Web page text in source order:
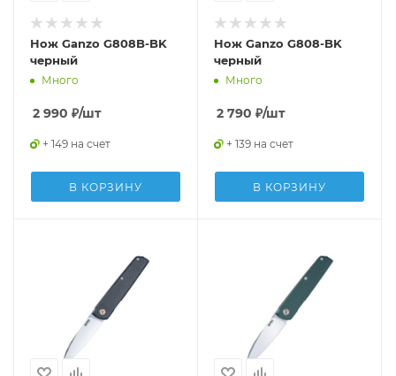
Нож Ganzo G808B-BK
черный
Много
2 990 ₽/шт
+ 149 на счет
В КОРЗИНУ
Нож Ganzo G808-BK
черный
Много
2 790 ₽/шт
+ 139 на счет
В КОРЗИНУ